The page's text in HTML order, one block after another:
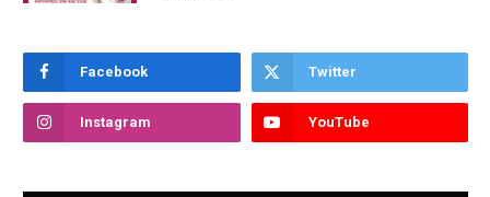
Facebook Twitter
Instagram YouTube